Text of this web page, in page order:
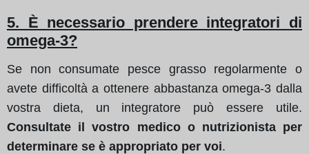
5. È necessario prendere integratori di
omega-3?
Se non consumate pesce grasso regolarmente o
avete difficoltà a ottenere abbastanza omega-3 dalla
vostra dieta, un integratore può essere utile.
Consultate il vostro medico o nutrizionista per
determinare se è appropriato per voi.